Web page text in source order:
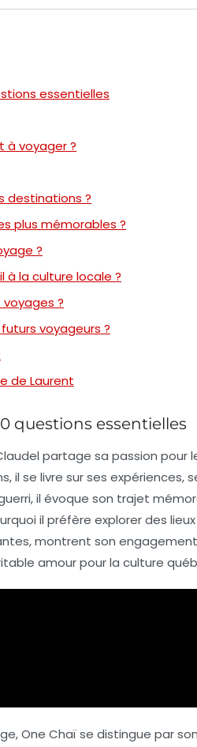
essentielles
à voyager ?
destinations ?
plus mémorables ?
?
la culture locale ?
?
voyageurs ?
de Laurent
questions essentielles
partage sa passion pour
, il se livre sur ses
il évoque son trajet
il préfère explorer des
, montrent son
amour pour la culture
One Chaïse distingue par